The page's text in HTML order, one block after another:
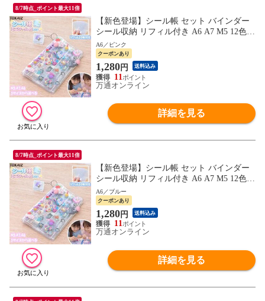
8/7時点_ポイント最大11倍
【新色登場】シール帳 セット バインダー
シール収納 リフィル付き A6 A7 M5 12色
クリア シールバインダー 手帳 持ち運び ミ
ニサイズ 透明 推し活グッズ ステッカー 収
納ファイル
A6／ピンク
クーポンあり
1,280円 送料込み
11
万通オンライン
詳細を見る
8/7時点_ポイント最大11倍
【新色登場】シール帳 セット バインダー
シール収納 リフィル付き A6 A7 M5 12色
クリア シールバインダー 手帳 持ち運び ミ
ニサイズ 透明 推し活グッズ ステッカー 収
納ファイル
A6／ブルー
クーポンあり
1,280円 送料込み
11
万通オンライン
詳細を見る